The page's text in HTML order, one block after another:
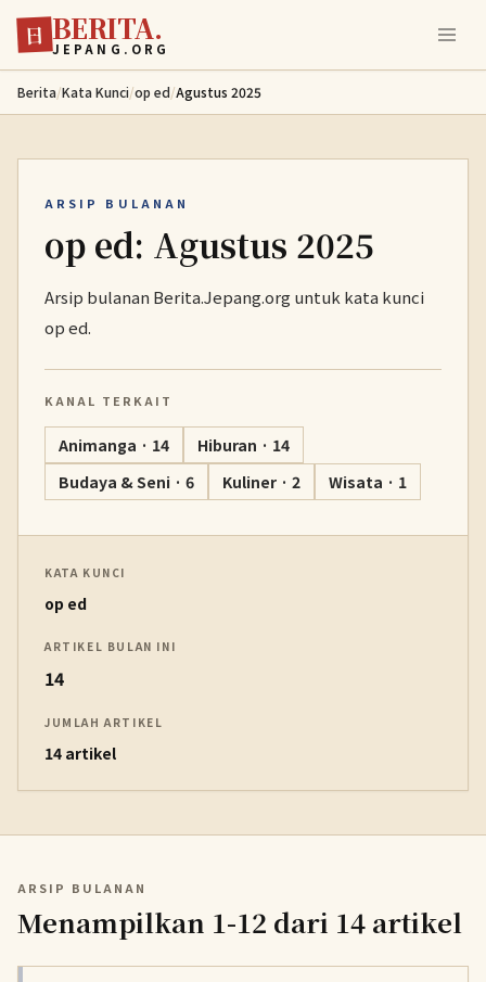
Lewati ke konten utama
日 BERITA.
JEPANG.ORG
Berita/Kata Kunci/op ed/Agustus 2025
ARSIP BULANAN
op ed: Agustus 2025
Arsip bulanan Berita.Jepang.org untuk kata kunci
op ed.
KANAL TERKAIT
Animanga · 14
Hiburan · 14
Budaya & Seni · 6
Kuliner · 2 Wisata · 1
KATA KUNCI
op ed
ARTIKEL BULAN INI
14
JUMLAH ARTIKEL
14 artikel
ARSIP BULANAN
Menampilkan 1-12 dari 14 artikel